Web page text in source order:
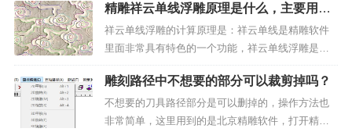
办?精雕软件安装中有一个破解密码的插件，打开插
件后，选择文件，打开文件就会直接显示精雕图的
密码，...
精雕祥云单线浮雕原理是什么，主要用在
哪些方面？
祥云单线浮雕的计算原理是：祥云单线是精雕软件
里面非常具有特色的一个功能，祥云单线浮雕是针
对某一颜色覆盖范围内，按照选定线条为基准高
度，对其一侧或者两侧（也就是可以针对颜色内的
线条，而不仅仅是边缘线条使用该功能）进行切除
或者叠加效果。▲图1&...
雕刻路径中不想要的部分可以裁剪掉吗？
不想要的刀具路径部分是可以删掉的，操作方法也
非常简单，这里用到的是北京精雕软件，打开精雕